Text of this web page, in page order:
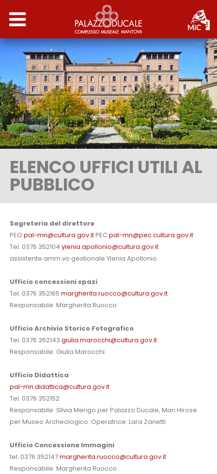
INFO
NEWS
ATTIVITÀ
STORIA
PERCORSI
SERVIZI EDUCATIVI
IT EN
ELENCO UFFICI UTILI AL
PUBBLICO
Segreteria del direttore
PEO pal-mn@cultura.gov.itPECpal-mn@pec.cultura.gov.it
Tel. 0376 352104 ylenia.apollonio@cultura.gov.it
assistente amm.vo gestionale Ylenia Apollonio
Ufficio concessioni spazi
Tel. 0376 352165 margherita.ruocco@cultura.gov.it
Responsabile: Margherita Ruocco
Ufficio Archivio Storico Fotografico
Tel. 0376 352143 giulia.marocchi@cultura.gov.it
Responsabile: Giulia Marocchi
Ufficio Didattica
pal-mn.didattica@cultura.gov.it
Tel. 0376 352152
Responsabile: SIlvia Merigo per Palazzo Ducale, Mari Hirose
per Museo Archeologico. Operatrice: Lara Zanetti
Ufficio Concessione Immagini
tel. 0376 352147margherita.ruocco@cultura.gov.it
Responsabile: Margherita Ruocco